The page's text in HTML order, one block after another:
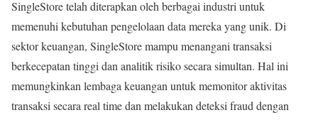
SingleStore telah diterapkan oleh berbagai industri untuk
memenuhi kebutuhan pengelolaan data mereka yang unik. Di
sektor keuangan, SingleStore mampu menangani transaksi
berkecepatan tinggi dan analitik risiko secara simultan. Hal ini
memungkinkan lembaga keuangan untuk memonitor aktivitas
transaksi secara real time dan melakukan deteksi fraud dengan